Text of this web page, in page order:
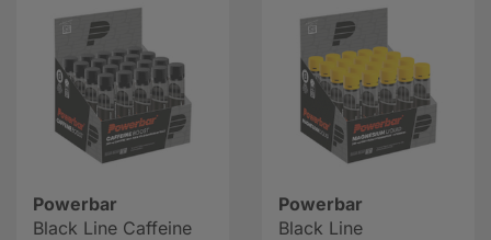
Powerbar
Black Line Caffeine
Powerbar
Black Line